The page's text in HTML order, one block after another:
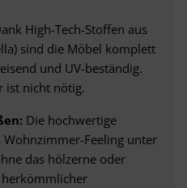
High-Tech-Stoffen aus
sind die Möbel komplett
und UV-beständig.
ist nicht nötig.
Die hochwertige
Wohnzimmer-Feeling unter
das hölzerne oder